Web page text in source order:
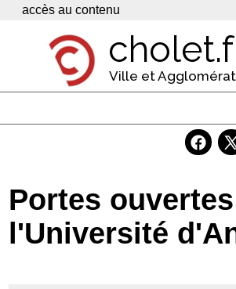
Panneau de gestion des cookies
accès au contenu
Ville et
Economie
Services
Portes
l'Université